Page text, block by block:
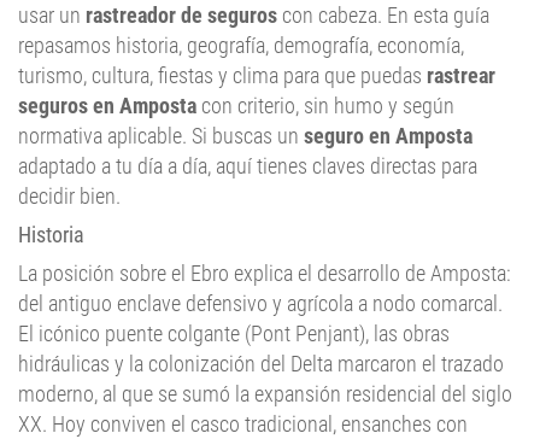
usar un rastreador de seguros con cabeza. En esta guía
repasamos historia, geografía, demografía, economía,
turismo, cultura, fiestas y clima para que puedas rastrear
seguros en Amposta con criterio, sin humo y según
normativa aplicable. Si buscas un seguro en Amposta
adaptado a tu día a día, aquí tienes claves directas para
decidir bien.
Historia
La posición sobre el Ebro explica el desarrollo de Amposta:
del antiguo enclave defensivo y agrícola a nodo comarcal.
El icónico puente colgante (Pont Penjant), las obras
hidráulicas y la colonización del Delta marcaron el trazado
moderno, al que se sumó la expansión residencial del siglo
XX. Hoy conviven el casco tradicional, ensanches con